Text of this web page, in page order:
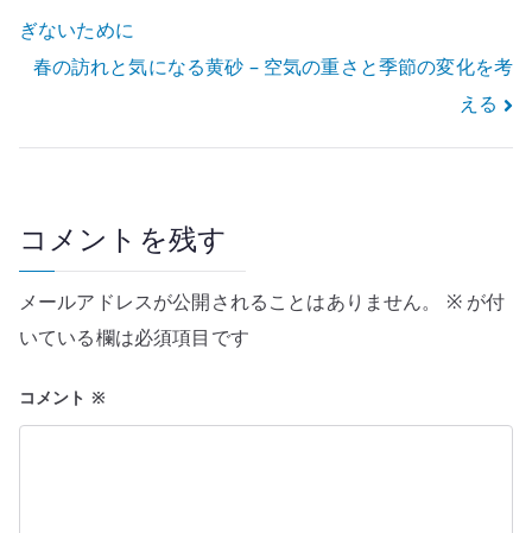
稿
ナ
ビ
ー
シ
ョ
ン
ぎないために
春の訪れと気になる黄砂 – 空気の重さと季節の変化を考
える
コメントを残す
メールアドレスが公開されることはありません。 ※が付
いている欄は必須項目です
コメント ※